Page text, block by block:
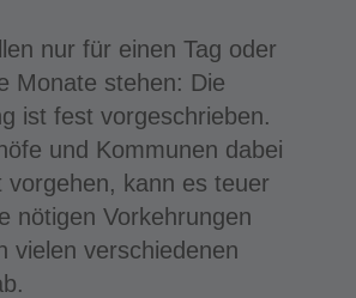
nur für einen Tag oder
Monate stehen: Die
ist fest vorgeschrieben.
und Kommunen dabei
vorgehen, kann es teuer
nötigen Vorkehrungen
vielen verschiedenen